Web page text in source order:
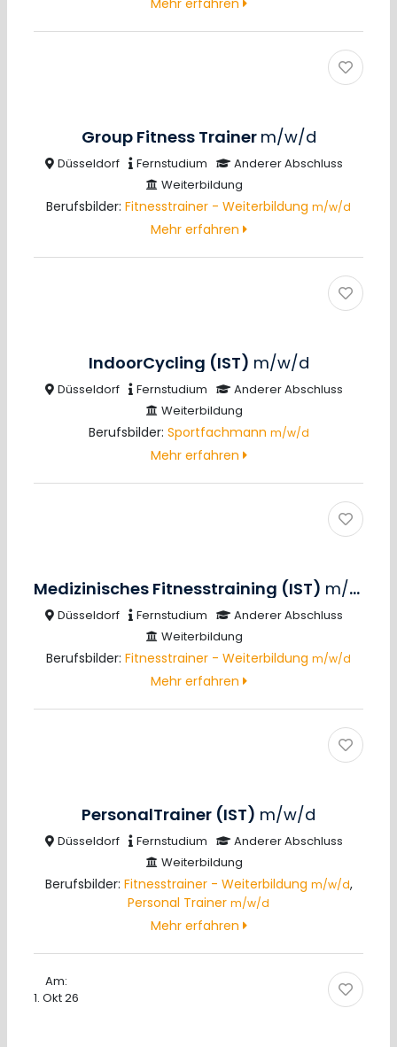
Mehr erfahren
Group Fitness Trainer m/w/d
Düsseldorf Fernstudium
Anderer Abschluss
Weiterbildung
Berufsbilder: Fitnesstrainer - Weiterbildung m/w/d
Mehr erfahren
IndoorCycling (IST) m/w/d
Düsseldorf Fernstudium
Anderer Abschluss
Weiterbildung
Berufsbilder: Sportfachmann m/w/d
Mehr erfahren
Medizinisches Fitnesstraining (IST) m/w/d
Düsseldorf Fernstudium
Anderer Abschluss
Weiterbildung
Berufsbilder: Fitnesstrainer - Weiterbildung m/w/d
Mehr erfahren
PersonalTrainer (IST) m/w/d
Düsseldorf Fernstudium
Anderer Abschluss
Weiterbildung
Berufsbilder: Fitnesstrainer - Weiterbildung m/w/d,
Personal Trainer m/w/d
Mehr erfahren
Am:
1. Okt 26